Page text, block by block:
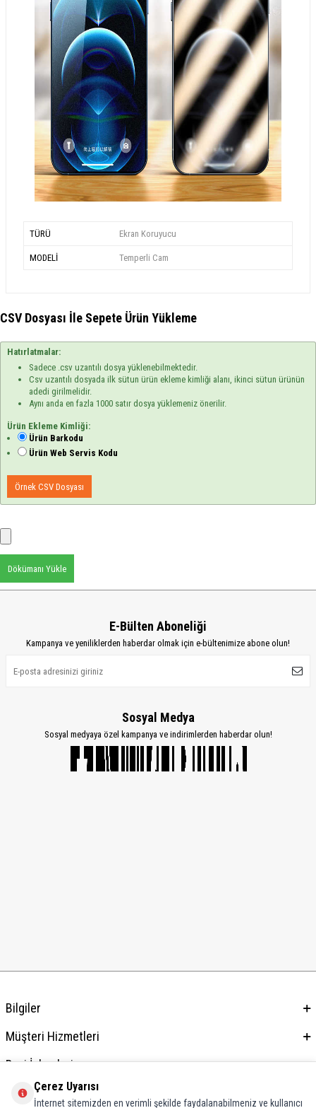
TÜRÜ Ekran Koruyucu
MODELİ Temperli Cam
CSV Dosyası İle Sepete Ürün Yükleme
Hatırlatmalar:
Sadece .csv uzantılı dosya yüklenebilmektedir.
Csv uzantılı dosyada ilk sütun ürün ekleme kimliği alanı, ikinci sütun ürünün
adedi girilmelidir.
Aynı anda en fazla 1000 satır dosya yüklemeniz önerilir.
Ürün Ekleme Kimliği:
Ürün Barkodu
Ürün Web Servis Kodu
Örnek CSV Dosyası
Dökümanı Yükle
E-Bülten Aboneliği
Kampanya ve yeniliklerden haberdar olmak için e-bültenimize abone olun!
Sosyal Medya
Sosyal medyaya özel kampanya ve indirimlerden haberdar olun!
Bilgiler
Müşteri Hizmetleri
Bayi İşlemleri
Adres & İletişim
Çerez Uyarısı
İnternet sitemizden en verimli şekilde faydalanabilmeniz ve kullanıcı